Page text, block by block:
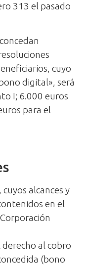
313 el pasado
cuyo
digital», será
I; 6.000 euros
para el
alcances y
en el
derecho al cobro
(bono